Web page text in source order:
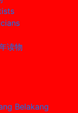
读物
Belakang